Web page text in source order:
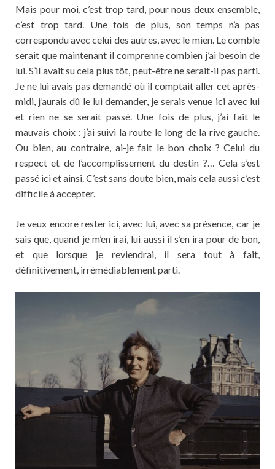
Mais pour moi, c’est trop tard, pour nous deux ensemble,
c’est trop tard. Une fois de plus, son temps n’a pas
correspondu avec celui des autres, avec le mien. Le comble
serait que maintenant il comprenne combien j’ai besoin de
lui. S’il avait su cela plus tôt, peut-être ne serait-il pas parti.
Je ne lui avais pas demandé où il comptait aller cet après-
midi, j’aurais dû le lui demander, je serais venue ici avec lui
et rien ne se serait passé. Une fois de plus, j’ai fait le
mauvais choix : j’ai suivi la route le long de la rive gauche.
Ou bien, au contraire, ai-je fait le bon choix ? Celui du
respect et de l’accomplissement du destin ?… Cela s’est
passé ici et ainsi. C’est sans doute bien, mais cela aussi c’est
difficile à accepter.
Je veux encore rester ici, avec lui, avec sa présence, car je
sais que, quand je m’en irai, lui aussi il s’en ira pour de bon,
et que lorsque je reviendrai, il sera tout à fait,
définitivement, irrémédiablement parti.